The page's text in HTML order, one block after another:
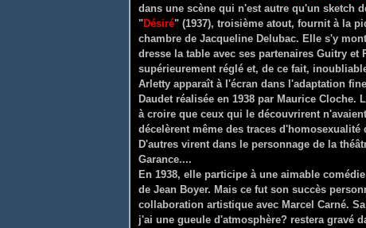
dans une scène qui n'est autre qu'un sketch
"Désiré" (1937), troisième atout, fournit à la
chambre de Jacqueline Delubac. Elle s'y
dresse la table avec ses partenaires Guitry
supérieurement réglé et, de ce fait,
Arletty apparaît à l'écran dans l'adaptation
Daudet réalisée en 1938 par Maurice
à croire que ceux qui le découvrirent
décelèrent même des traces
D'autres virent dans le personnage de la
Garance....
En 1938, elle participe à une aimable
de Jean Boyer. Mais ce fut son succès
collaboration artistique avec Marcel Carné.
j'ai une gueule d'atmosphère? restera gravé